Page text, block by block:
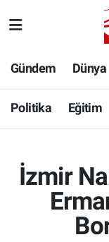
Gündem Dünya
Politika Eğitim
İzmir
Eğitim
Asayiş
Yaşam
Kültür &
Hava
Namaz
Süper Lig
Tüm